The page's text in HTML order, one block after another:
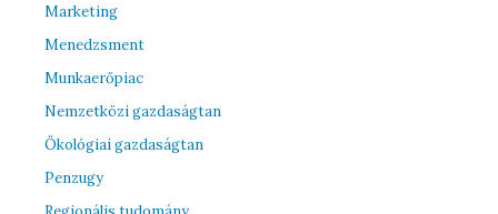
Marketing
Menedzsment
Munkaerőpiac
Nemzetközi gazdaságtan
Ökológiai gazdaságtan
Penzugy